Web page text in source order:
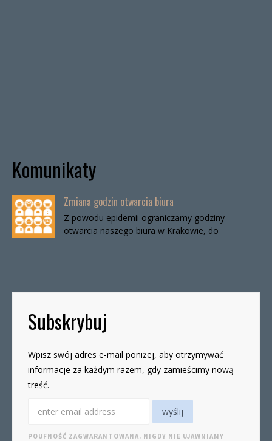
Komunikaty
Zmiana godzin otwarcia biura
Z powodu epidemii ograniczamy godziny
otwarcia naszego biura w Krakowie, do
Subskrybuj
Wpisz swój adres e-mail poniżej, aby otrzymywać
informacje za każdym razem, gdy zamieścimy nową
treść.
POUFNOŚĆ ZAGWARANTOWANA. NIGDY NIE UJAWNIAMY